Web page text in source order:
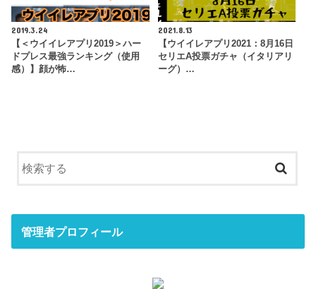
2019.3.24
【＜ウイイレアプリ2019＞ハー
ドプレス最強ランキング（使用
感）】顔が怖…
2021.8.13
【ウイイレアプリ2021：8月16日
セリエA投票ガチャ（イタリアリ
ーグ）…
管理者プロフィール